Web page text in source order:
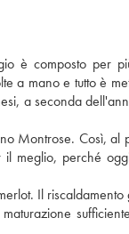
è composto per
a mano e tutto è
a seconda
Montrose. Così, al
meglio, perché
Il